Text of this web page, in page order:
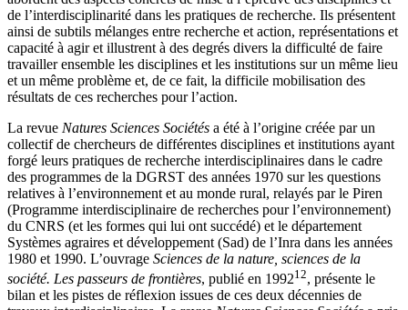
de l’interdisciplinarité dans les pratiques de recherche. Ils présentent
ainsi de subtils mélanges entre recherche et action, représentations et
capacité à agir et illustrent à des degrés divers la difficulté de faire
travailler ensemble les disciplines et les institutions sur un même lieu
et un même problème et, de ce fait, la difficile mobilisation des
résultats de ces recherches pour l’action.
La revue Natures Sciences Sociétés a été à l’origine créée par un
collectif de chercheurs de différentes disciplines et institutions ayant
forgé leurs pratiques de recherche interdisciplinaires dans le cadre
des programmes de la DGRST des années 1970 sur les questions
relatives à l’environnement et au monde rural, relayés par le Piren
(Programme interdisciplinaire de recherches pour l’environnement)
du CNRS (et les formes qui lui ont succédé) et le département
Systèmes agraires et développement (Sad) de l’Inra dans les années
1980 et 1990. L’ouvrage Sciences de la nature, sciences de la
société. Les passeurs de frontières, publié en 199212, présente le
bilan et les pistes de réflexion issues de ces deux décennies de